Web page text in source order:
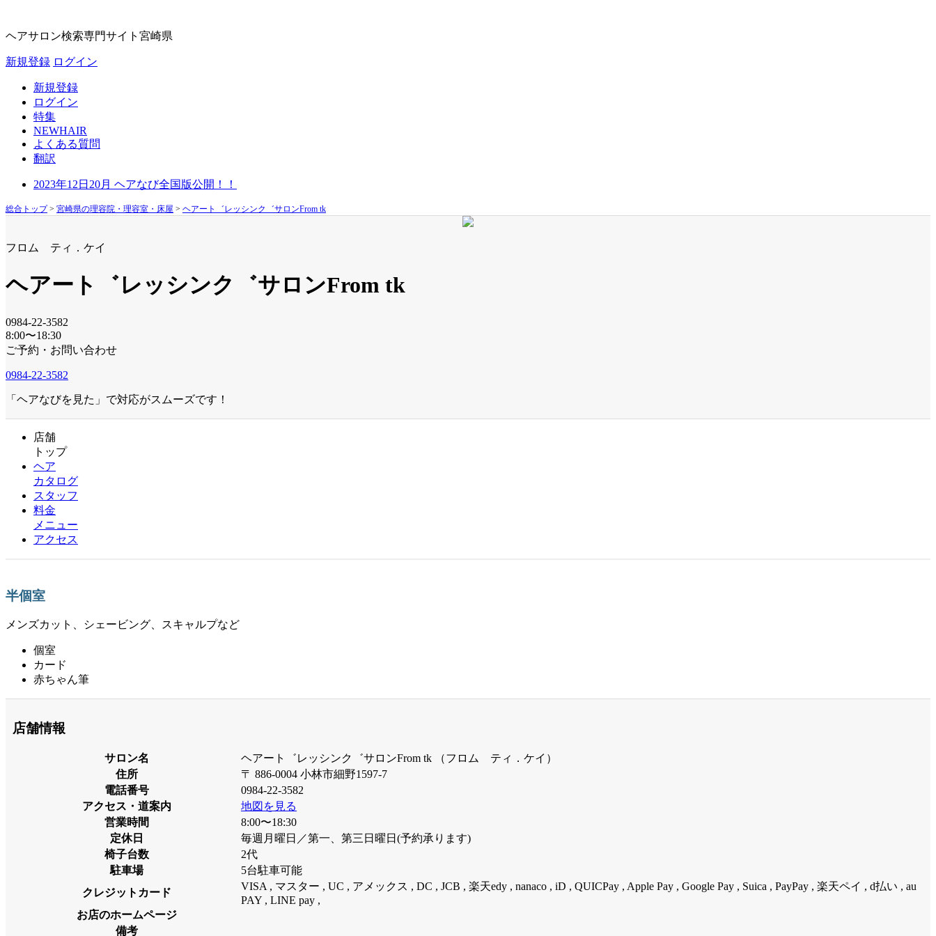
ヘアサロン検索専門サイト 宮崎県
新規登録 ログイン
新規登録
ログイン
特集
NEWHAIR
よくある質問
翻訳
2023年12日20月 ヘアなび全国版公開！！
総合トップ> 宮崎県の理容院・理容室・床屋 > ヘアート゛レッシンク゛サロンFrom tk
フロム ティ．ケイ
ヘアート゛レッシンク゛サロンFrom tk
0984-22-3582
8:00〜18:30
ご予約・お問い合わせ
0984-22-3582
「ヘアなびを見た」で対応がスムーズです！
店舗
トップ
ヘア
カタログ
スタッフ
料金
メニュー
アクセス
半個室
メンズカット、シェービング、スキャルプなど
個室
カード
赤ちゃん筆
店舗情報
サロン名
ヘアート゛レッシンク゛サロンFrom tk （フロム ティ．ケイ）
住所
〒 886-0004 小林市細野1597-7
電話番号
0984-22-3582
アクセス・道案内
地図を見る
営業時間
8:00〜18:30
定休日
毎週月曜日／第一、第三日曜日(予約承ります)
椅子台数
2代
駐車場
5台駐車可能
クレジットカード
VISA , マスター , UC , アメックス , DC , JCB , 楽天edy , nanaco , iD , QUICPay , Apple Pay , Google Pay , Suica , PayPay , 楽天ペイ , d払い , au
PAY , LINE pay ,
お店のホームページ
備考